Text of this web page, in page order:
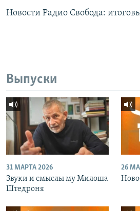
Новости Радио Свобода:
Выпуски
31 МАРТА 2026
Звуки и смыслы му Милоша
Штедроня
26